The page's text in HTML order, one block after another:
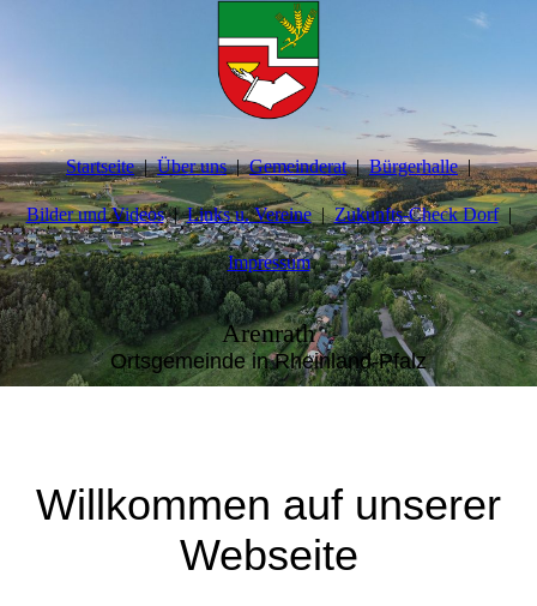
Startseite Über uns Gemeinderat Bürgerhalle
Bilder und Videos Links u. Vereine Zukunfts-Check Dorf
Impressum
Arenrath
Ortsgemeinde in Rheinland-Pfalz
Willkommen auf unserer
Webseite